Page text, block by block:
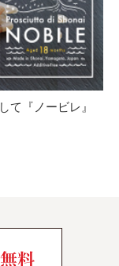
て『ノービレ』